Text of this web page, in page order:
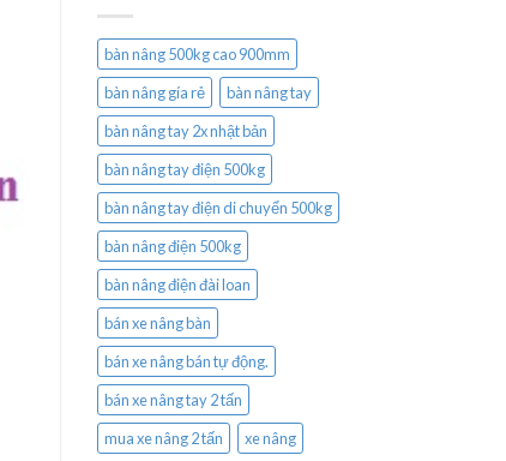
bàn nâng 500kg cao 900mm
bàn nâng gía rẻ
bàn nâng tay
bàn nâng tay 2x nhật bản
bàn nâng tay điện 500kg
bàn nâng tay điện di chuyển 500kg
bàn nâng điện 500kg
bàn nâng điện đài loan
bán xe nâng bàn
bán xe nâng bán tự động.
bán xe nâng tay 2 tấn
mua xe nâng 2 tấn
xe nâng